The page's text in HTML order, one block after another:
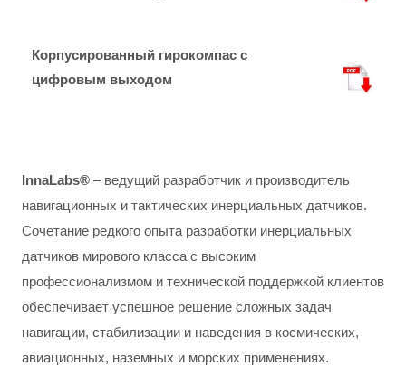
Корпусированный гирокомпас с
цифровым выходом
InnaLabs® – ведущий разработчик и производитель
навигационных и тактических инерциальных датчиков.
Сочетание редкого опыта разработки инерциальных
датчиков мирового класса с высоким
профессионализмом и технической поддержкой клиентов
обеспечивает успешное решение сложных задач
навигации, стабилизации и наведения в космических,
авиационных, наземных и морских применениях.